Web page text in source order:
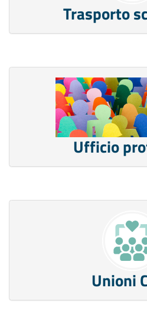
Trasporto
Ufficio
Unioni